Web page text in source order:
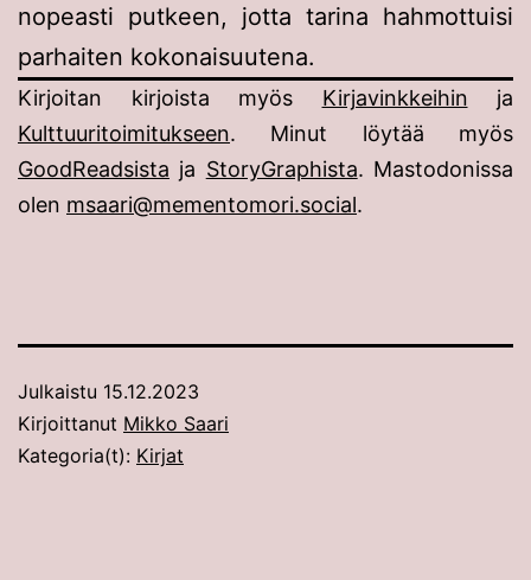
nopeasti putkeen, jotta tarina hahmottuisi
parhaiten kokonaisuutena.
Kirjoitan kirjoista myös Kirjavinkkeihin ja
Kulttuuritoimitukseen. Minut löytää myös
GoodReadsista ja StoryGraphista. Mastodonissa
olen msaari@mementomori.social.
Julkaistu 15.12.2023
Kirjoittanut Mikko Saari
Kategoria(t): Kirjat